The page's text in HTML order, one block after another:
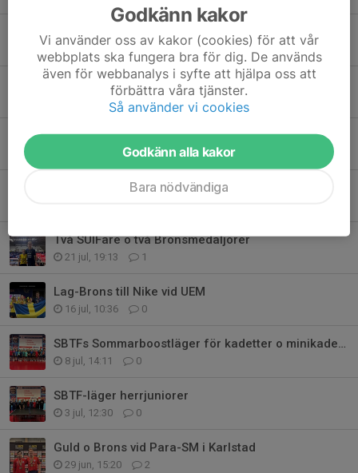
Sam uttagen till VM
Idag, 19:19 1
SUIFs Summercamp 2026
5 aug, 17:13
Int. elitläger i Söderhamn
0
Dubbla medaljer till Sam i Thailand
Två SUIFare o två Bronsmedaljörer
21 jul, 19:13 1
Lag-Brons till Nike vid UEM
16 jul, 10:36 0
SBTFs Sommarboostläger för kadetter o minikadetter
8 jul, 14:11 0
SBTF-läger herrjuniorer
3 jul, 12:30 0
Guld o Brons vid Para-SM i Karlstad
29 jun, 15:20 2
Godkänn kakor
Vi använder oss av kakor (cookies) för att vår
webbplats ska fungera bra för dig. De används
även för webbanalys i syfte att hjälpa oss att
förbättra våra tjänster.
Så använder vi cookies
Godkänn alla kakor
Bara nödvändiga